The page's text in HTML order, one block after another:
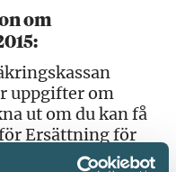
om
uppgifter om
ut om du kan få
Ersättning för